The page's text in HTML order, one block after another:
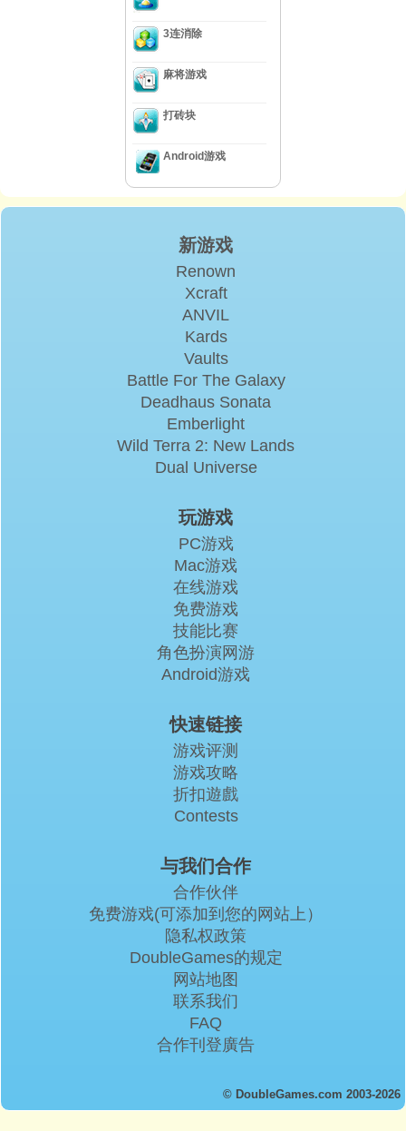
3连消除
麻将游戏
打砖块
Android游戏
新游戏
Renown
Xcraft
ANVIL
Kards
Vaults
Battle For The Galaxy
Deadhaus Sonata
Emberlight
Wild Terra 2: New Lands
Dual Universe
玩游戏
PC游戏
Mac游戏
在线游戏
免费游戏
技能比赛
角色扮演网游
Android游戏
快速链接
游戏评测
游戏攻略
折扣遊戲
Contests
与我们合作
合作伙伴
免费游戏(可添加到您的网站上）
隐私权政策
DoubleGames的规定
网站地图
联系我们
FAQ
合作刊登廣告
© DoubleGames.com 2003-2026